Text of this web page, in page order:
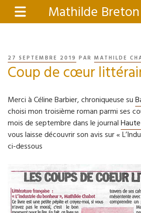
Mathilde Breton
Menu
PUBLIÉ
LE
27 SEPTEMBRE 2019 PAR MATHILDE
Coup de cœur
Merci à Céline Barbier, chroniqueuse su
choisi mon troisième roman parmi ses
mois de septembre dans le journal
vous laisse découvrir son avis sur «
ci-dessous